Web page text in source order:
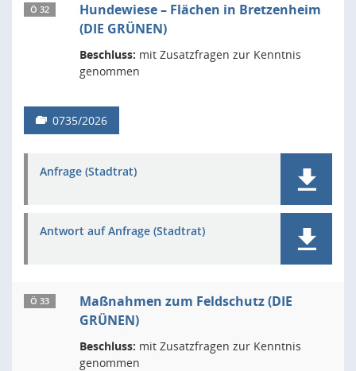
Ö 32
Hundewiese – Flächen in Bretzenheim
(DIE GRÜNEN)
Beschluss: mit Zusatzfragen zur Kenntnis
genommen
0735/2026
Anfrage (Stadtrat)
Antwort auf Anfrage (Stadtrat)
Ö 33
Maßnahmen zum Feldschutz (DIE
GRÜNEN)
Beschluss: mit Zusatzfragen zur Kenntnis
genommen